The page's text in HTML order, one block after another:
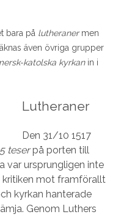
bara på lutheranermen
även övriga grupper
katolska kyrkan in i
Lutheraner
Den 31/10 1517
teserpå porten till
var ursprungligen inte
mot framförallt
kyrkan hanterade
Genom Luthers